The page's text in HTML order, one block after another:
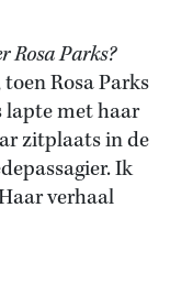
Rosa Parks?
Rosa Parks
lapte met haar
zitplaats in de
Ik
verhaal